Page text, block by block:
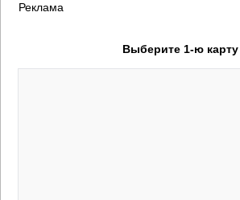
Реклама
Выберите 1-ю карту